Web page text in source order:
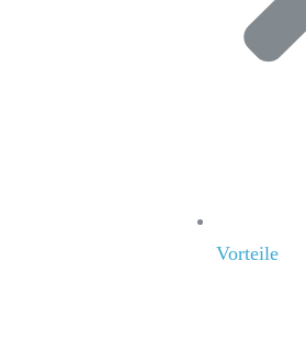
Vorteile